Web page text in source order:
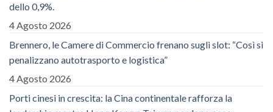
dello 0,9%.
4 Agosto 2026
Brennero, le Camere di Commercio frenano sugli slot: “Così si
penalizzano autotrasporto e logistica”
4 Agosto 2026
Porti cinesi in crescita: la Cina continentale rafforza la